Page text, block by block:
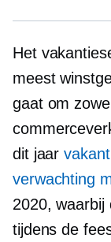
Het
meest
gaat om
dit jaar
verwachting
2020,
tijdens de